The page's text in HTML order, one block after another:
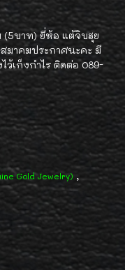
(5บาท) ยี่ห้อ แต้จิบฮุย
มาคมประกาศนะคะ มี
เก็งกำไร ติดต่อ 089-
Gold Jewelry) ,